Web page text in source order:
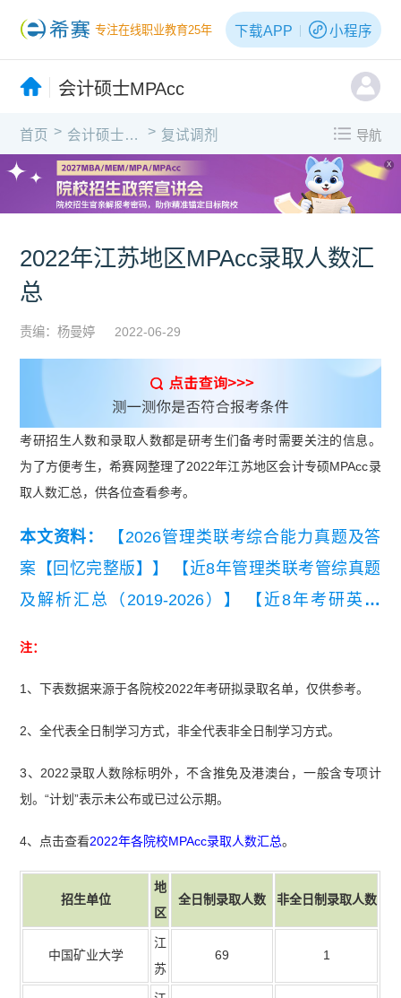
专注在线职业教育25年 下载APP 小程序
会计硕士MPAcc
首页 > 会计硕士MPAcc > 复试调剂 导航
X
2022年江苏地区MPAcc录取人数汇
总
责编：杨曼婷 2022-06-29
考研招生人数和录取人数都是研考生们备考时需要关注的信息。
为了方便考生，希赛网整理了2022年江苏地区会计专硕MPAcc录
取人数汇总，供各位查看参考。
本文资料：
【2026管理类联考综合能力真题及答
案【回忆完整版】】
【近8年管理类联考管综真题
及解析汇总（2019-2026）】
【近8年考研英语
注：
1、下表数据来源于各院校2022年考研拟录取名单，仅供参考。
2、全代表全日制学习方式，非全代表非全日制学习方式。
3、2022录取人数除标明外，不含推免及港澳台，一般含专项计
划。“计划”表示未公布或已过公示期。
4、点击查看2022年各院校MPAcc录取人数汇总。
招生单位
地
区
全日制录取人数 非全日制录取人数
中国矿业大学
江
苏
69 1